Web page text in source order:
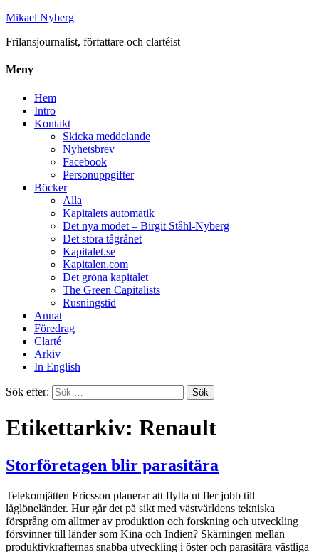
Mikael Nyberg
Frilansjournalist, författare och clartéist
Meny
Hem
Intro
Kontakt
Skicka meddelande
Nyhetsbrev
Facebook
Personuppgifter
Böcker
Alla
Kapitalets automatik
Det nya modet – Birgit Ståhl-Nyberg
Det stora tågrånet
Kapitalet.se
Kapitalen.com
Det gröna kapitalet
The Green Capitalists
Rusningstid
Annat
Föredrag
Clarté
Arkiv
In English
Sök efter:
Etikettarkiv: Renault
Storföretagen blir parasitära
Telekomjätten Ericsson planerar att flytta ut fler jobb till
låglöneländer. Hur går det på sikt med västvärldens tekniska
försprång om alltmer av produktion och forskning och utveckling
försvinner till länder som Kina och Indien? Skärningen mellan
produktivkrafternas snabba utveckling i öster och parasitära västliga